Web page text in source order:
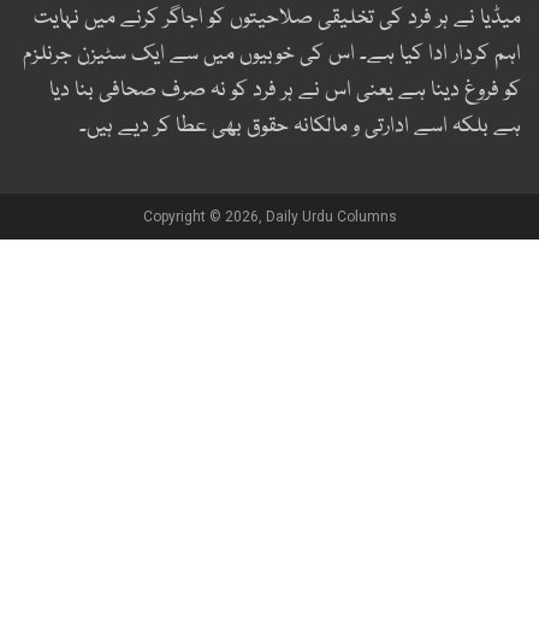
نے ہر فرد کی تخلیقی صلاحیتوں کو اجاگر کرنے میں نہایت
کردار ادا کیا ہے۔ اس کی خوبیوں میں سے ایک سٹیزن جرنلزم
فروغ دینا ہے یعنی اس نے ہر فرد کو نہ صرف صحافی بنا دیا
بلکہ اسے ادارتی و مالکانہ حقوق بھی عطا کر دیے ہیں۔
Copyright © 2026, Daily Urdu Columns